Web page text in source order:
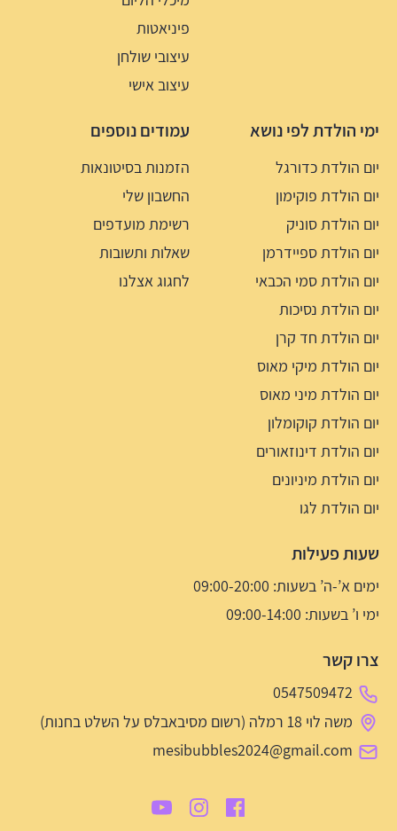
פיניאטות
עיצובי שולחן
עיצוב אישי
ימי הולדת לפי נושא
יום הולדת כדורגל
יום הולדת פוקימון
יום הולדת סוניק
יום הולדת ספיידרמן
יום הולדת סמי הכבאי
יום הולדת נסיכות
יום הולדת חד קרן
יום הולדת מיקי מאוס
יום הולדת מיני מאוס
יום הולדת קוקומלון
יום הולדת דינוזאורים
יום הולדת מיניונים
יום הולדת לגו
עמודים נוספים
הזמנות בסיטונאות
החשבון שלי
רשימת מועדפים
שאלות ותשובות
לחגוג אצלנו
שעות פעילות
ימים א’-ה’ בשעות: 09:00-20:00
ימי ו’ בשעות: 09:00-14:00
צרו קשר
0547509472
משה לוי 18 רמלה (רשום מסיבאבלס על השלט בחנות)
mesibubbles2024@gmail.com